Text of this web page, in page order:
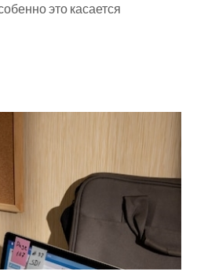
это касается